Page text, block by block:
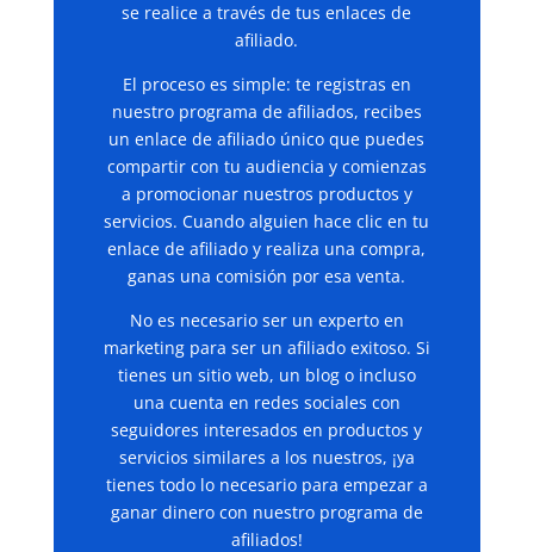
se realice a través de tus enlaces de
afiliado.
El proceso es simple: te registras en
nuestro programa de afiliados, recibes
un enlace de afiliado único que puedes
compartir con tu audiencia y comienzas
a promocionar nuestros productos y
servicios. Cuando alguien hace clic en tu
enlace de afiliado y realiza una compra,
ganas una comisión por esa venta.
No es necesario ser un experto en
marketing para ser un afiliado exitoso. Si
tienes un sitio web, un blog o incluso
una cuenta en redes sociales con
seguidores interesados en productos y
servicios similares a los nuestros, ¡ya
tienes todo lo necesario para empezar a
ganar dinero con nuestro programa de
afiliados!